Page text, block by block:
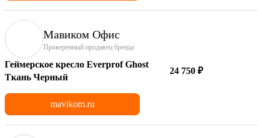
Мавиком Офис
Проверенный продавец бренда
Геймерское кресло Everprof Ghost
Ткань Черный
24 750 ₽
mavikom.ru